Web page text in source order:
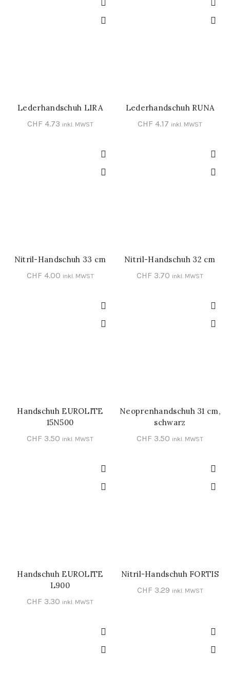
SCHNELL-EINKAUF
Lederhandschuh LIRA
CHF 4.73 inkl. MWST
SCHNELL-EINKAUF
Lederhandschuh RUNA
CHF 4.17 inkl. MWST
SCHNELL-EINKAUF
Nitril-Handschuh 33 cm
CHF 4.00 inkl. MWST
SCHNELL-EINKAUF
Nitril-Handschuh 32 cm
CHF 3.70 inkl. MWST
SCHNELL-EINKAUF
Handschuh EUROLITE
15N500
CHF 3.50 inkl. MWST
SCHNELL-EINKAUF
Neoprenhandschuh 31 cm,
schwarz
CHF 3.50 inkl. MWST
SCHNELL-EINKAUF
Handschuh EUROLITE
L900
CHF 3.30 inkl. MWST
SCHNELL-EINKAUF
Nitril-Handschuh FORTIS
CHF 3.29 inkl. MWST